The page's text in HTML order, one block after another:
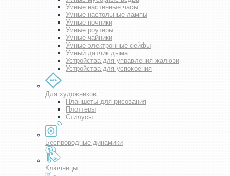
Умные настенные часы
Умные настольные лампы
Умные ночники
Умные роутеры
Умные чайники
Умные электронные сейфы
Умный датчик дыма
Устройства для управления жалюзи
Устройства для успокоения
Для художников
Планшеты для рисования
Плоттеры
Стилусы
Беспроводные динамики
Ключницы